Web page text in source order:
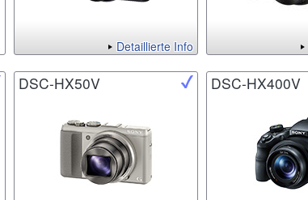
Detaillierte Info
DSC-HX50V DSC-HX400V